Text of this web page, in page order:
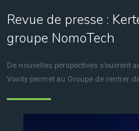
Revue de presse :
groupe NomoTech
De nouvelles perspectives s’ouvrent
Voxity permet au Groupe de rentrer